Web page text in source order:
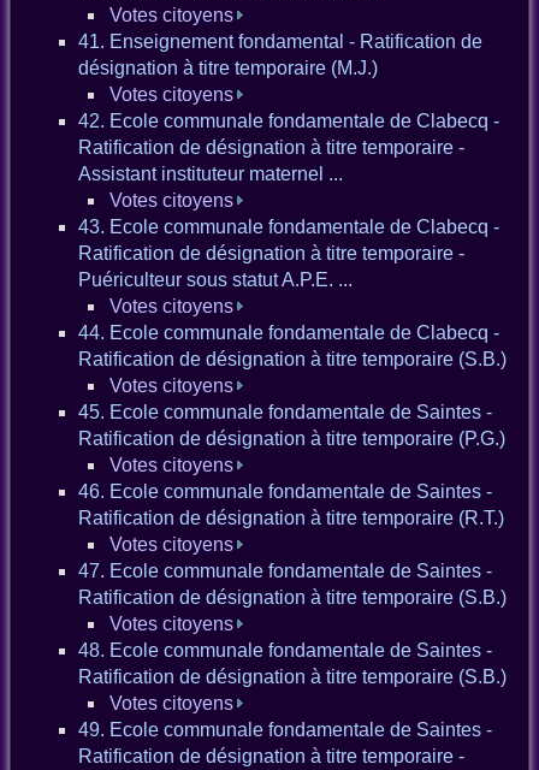
Votes citoyens
41. Enseignement fondamental - Ratification de
désignation à titre temporaire (M.J.)
Votes citoyens
42. Ecole communale fondamentale de Clabecq -
Ratification de désignation à titre temporaire -
Assistant instituteur maternel ...
Votes citoyens
43. Ecole communale fondamentale de Clabecq -
Ratification de désignation à titre temporaire -
Puériculteur sous statut A.P.E. ...
Votes citoyens
44. Ecole communale fondamentale de Clabecq -
Ratification de désignation à titre temporaire (S.B.)
Votes citoyens
45. Ecole communale fondamentale de Saintes -
Ratification de désignation à titre temporaire (P.G.)
Votes citoyens
46. Ecole communale fondamentale de Saintes -
Ratification de désignation à titre temporaire (R.T.)
Votes citoyens
47. Ecole communale fondamentale de Saintes -
Ratification de désignation à titre temporaire (S.B.)
Votes citoyens
48. Ecole communale fondamentale de Saintes -
Ratification de désignation à titre temporaire (S.B.)
Votes citoyens
49. Ecole communale fondamentale de Saintes -
Ratification de désignation à titre temporaire -